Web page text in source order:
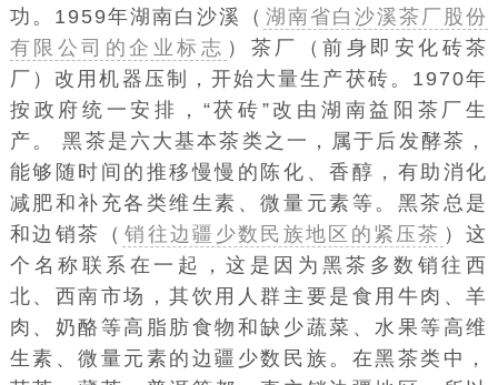
功。1959年湖南白沙溪（ 湖南省白沙溪茶厂股份
有限公司的企业标志 ）茶厂（前身即安化砖茶
厂）改用机器压制，开始大量生产茯砖。1970年
按政府统一安排，“茯砖”改由湖南益阳茶厂生
产。 黑茶是六大基本茶类之一，属于后发酵茶，
能够随时间的推移慢慢的陈化、香醇，有助消化
减肥和补充各类维生素、微量元素等。黑茶总是
和边销茶（ 销往边疆少数民族地区的紧压茶 ）这
个名称联系在一起，这是因为黑茶多数销往西
北、西南市场，其饮用人群主要是食用牛肉、羊
肉、奶酪等高脂肪食物和缺少蔬菜、水果等高维
生素、微量元素的边疆少数民族。在黑茶类中，